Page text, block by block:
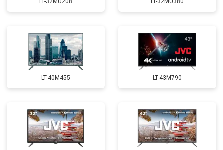
LT-32MU208 LT-32MU380
LT-40M455 LT-43M790